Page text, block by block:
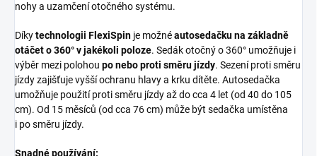
nohy a uzamčení otočného systému.
Díkytechnologii FlexiSpin je možnéautosedačku na základně
otáčet o 360° v jakékoli poloze. Sedák otočný o 360° umožňuje i
výběr mezi polohou po nebo proti směru jízdy. Sezení proti směru
jízdy zajišťuje vyšší ochranu hlavy a krku dítěte. Autosedačka
umožňuje použití proti směru jízdy až do cca 4 let (od 40 do 105
cm). Od 15 měsíců (od cca 76 cm) může být sedačka umístěna
i po směru jízdy.
Snadné používání: